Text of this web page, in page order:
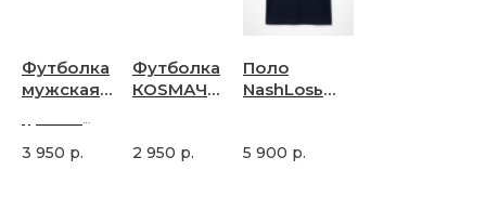
Футболка
мужская
принтом
3 950 р.
Футболка
КОSМАЧ
2 950 р.
Поло
NashLosь
5 900 р.